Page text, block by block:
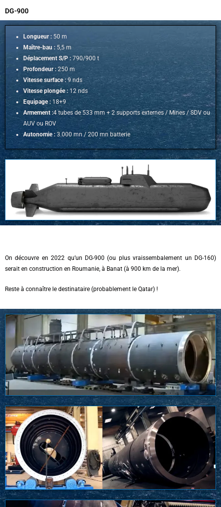
DG-900
Longueur : 50 m
Maître-bau : 5,5 m
Déplacement S/P : 790/900 t
Profondeur : 250 m
Vitesse surface :9 nds
Vitesse plongée : 12 nds
Equipage :18+9
Armement :4 tubes de 533 mm + 2 supports externes / Mines / SDV ou
AUV ou ROV
Autonomie : 3.000 mn / 200 mn batterie
On découvre en 2022 qu’un DG-900 (ou plus vraissembalement un DG-160)
serait en construction en Roumanie, à Banat (à 900 km de la mer).
Reste à connaître le destinataire (probablement le Qatar) !